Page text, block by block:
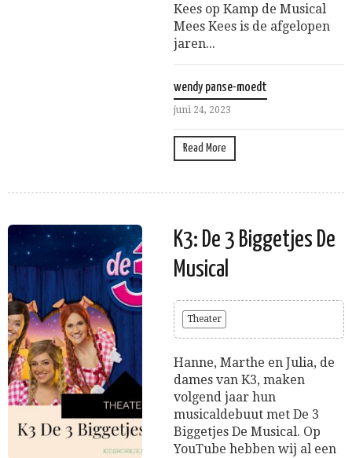
Kees op Kamp de Musical
Mees Kees is de afgelopen
jaren...
wendy panse-moedt
juni 24, 2023
Read More
K3: De 3 Biggetjes De
Musical
Theater
Hanne, Marthe en Julia, de
dames van K3, maken
volgend jaar hun
musicaldebuut met De 3
Biggetjes De Musical. Op
YouTube hebben wij al een